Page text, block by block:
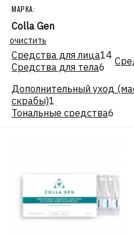
МАРКА:
Colla Gen
очистить
Средства для лица14
Средства для тела6
Дополнительный уход
скрабы)1
Тональные средства6